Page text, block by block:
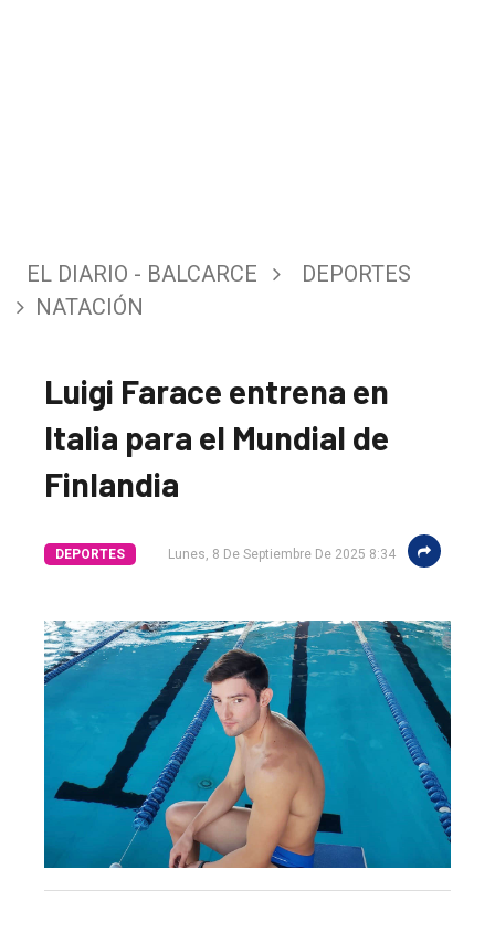
El
único
DIARIO
Tendencia
EL DIARIO - BALCARCE
DEPORTES
NATACIÓN
Luigi Farace entrena en
Italia para el Mundial de
Finlandia
DEPORTES Lunes, 8 De Septiembre De 2025 8:34